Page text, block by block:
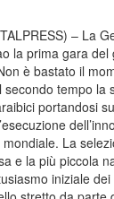
– La
la prima gara del
è bastato il
tempo la
portandosi
La
e la più piccola
iniziale